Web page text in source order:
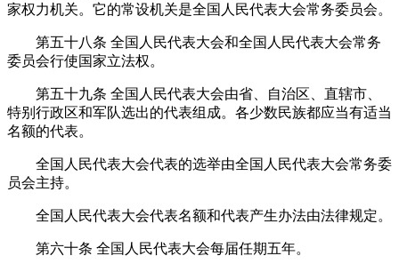
家权力机关。它的常设机关是全国人民代表大会常务委员会。
第五十八条 全国人民代表大会和全国人民代表大会常务
委员会行使国家立法权。
第五十九条 全国人民代表大会由省、自治区、直辖市、
特别行政区和军队选出的代表组成。各少数民族都应当有适当
名额的代表。
全国人民代表大会代表的选举由全国人民代表大会常务委
员会主持。
全国人民代表大会代表名额和代表产生办法由法律规定。
第六十条 全国人民代表大会每届任期五年。